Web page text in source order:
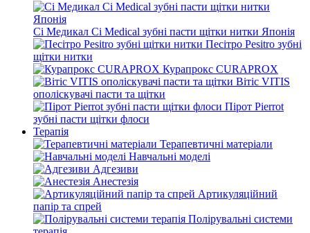
Сі Медикал Ci Medical зубні пасти щітки нитки Японія
Песітро Pesitro зубні
щітки нитки
Курапрокс CURAPROX
Вітіс VITIS
ополіскувачі пасти та щітки
Пірот Pierrot
зубні пасти щітки флоси
Терапія
Терапевтичні матеріали
Навчальні моделі
Адгезиви
Анестезія
Артикуляційний
папір та спрей
Полірувальні системи